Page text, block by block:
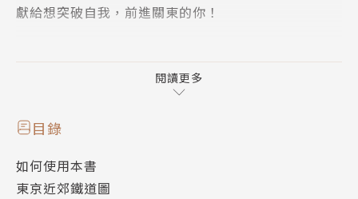
獻給想突破自我，前進關東的你！
葉、埼玉、茨城、栃木、群馬、長野、山梨、靜岡，集
結最熱門的觀光區域，標示出46個主要景點周邊地
圖，詳加介紹各大玩樂名所、定番美食，只要按圖索驥
獨一無二的東京近郊小旅行。
閱讀更多
目錄
如何使用本書
東京近郊鐵道圖